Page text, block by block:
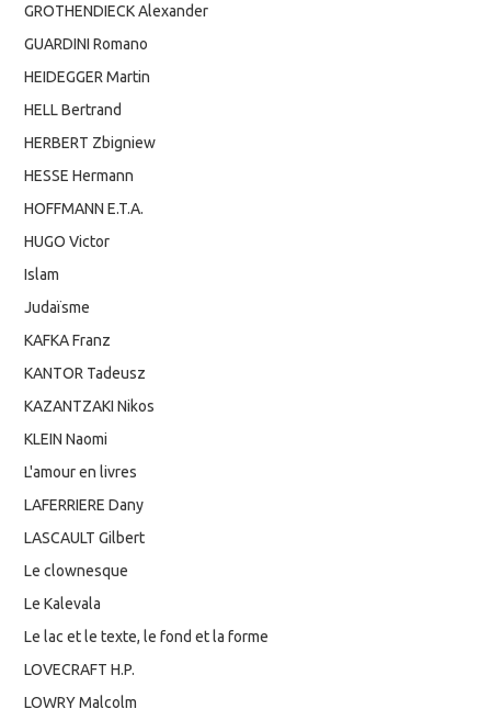
GROTHENDIECK Alexander
GUARDINI Romano
HEIDEGGER Martin
HELL Bertrand
HERBERT Zbigniew
HESSE Hermann
HOFFMANN E.T.A.
HUGO Victor
Islam
Judaïsme
KAFKA Franz
KANTOR Tadeusz
KAZANTZAKI Nikos
KLEIN Naomi
L'amour en livres
LAFERRIERE Dany
LASCAULT Gilbert
Le clownesque
Le Kalevala
Le lac et le texte, le fond et la forme
LOVECRAFT H.P.
LOWRY Malcolm